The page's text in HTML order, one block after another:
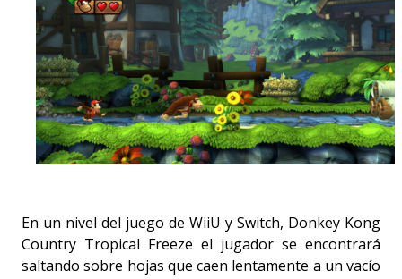
En un nivel del juego de WiiU y Switch, Donkey Kong
Country Tropical Freeze el jugador se encontrará
saltando sobre hojas que caen lentamente a un vacío